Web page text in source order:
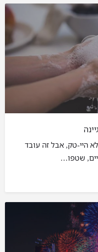
היי-טק, אבל זה עובד
שטפו…